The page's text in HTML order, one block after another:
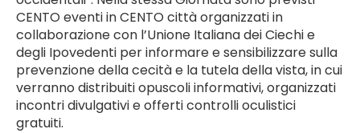
CENTO eventi in CENTO città organizzati in
collaborazione con l’Unione Italiana dei Ciechi e
degli Ipovedenti per informare e sensibilizzare sulla
prevenzione della cecità e la tutela della vista, in cui
verranno distribuiti opuscoli informativi, organizzati
incontri divulgativi e offerti controlli oculistici
gratuiti.